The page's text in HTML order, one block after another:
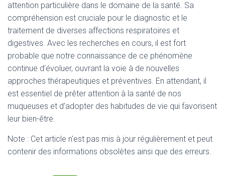
attention particulière dans le domaine de la santé. Sa
compréhension est cruciale pour le diagnostic et le
traitement de diverses affections respiratoires et
digestives. Avec les recherches en cours, il est fort
probable que notre connaissance de ce phénomène
continue d’évoluer, ouvrant la voie à de nouvelles
approches thérapeutiques et préventives. En attendant, il
est essentiel de prêter attention à la santé de nos
muqueuses et d’adopter des habitudes de vie qui favorisent
leur bien-être.
Note : Cet article n'est pas mis à jour régulièrement et peut
contenir des informations obsolètes ainsi que des erreurs.